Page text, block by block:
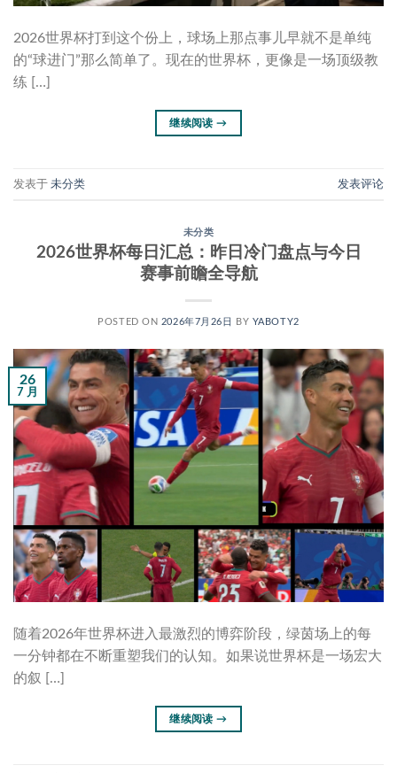
2026世界杯打到这个份上，球场上那点事儿早就不是单纯
的“球进门”那么简单了。现在的世界杯，更像是一场顶级教
练 […]
继续阅读→
发表于 未分类 发表评论
未分类
2026世界杯每日汇总：昨日冷门盘点与今日
赛事前瞻全导航
POSTED ON 2026年7月26日 BY YABOTY2
26
7 月
随着2026年世界杯进入最激烈的博弈阶段，绿茵场上的每
一分钟都在不断重塑我们的认知。如果说世界杯是一场宏大
的叙 […]
继续阅读→